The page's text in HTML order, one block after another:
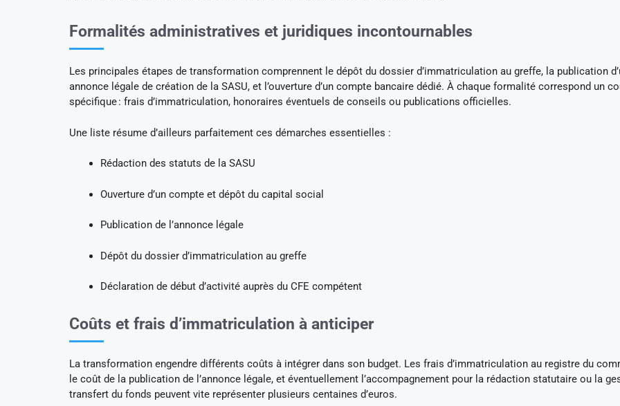
Formalités administratives et juridiques incontournables
Les principales étapes de transformation comprennent le dépôt du dossier d’immatriculation au greffe, la publication
annonce légale de création de la SASU, et l’ouverture d’un compte bancaire dédié. À chaque formalité correspond un
spécifique : frais d’immatriculation, honoraires éventuels de conseils ou publications officielles.
Une liste résume d’ailleurs parfaitement ces démarches essentielles :
Rédaction des statuts de la SASU
Ouverture d’un compte et dépôt du capital social
Publication de l’annonce légale
Dépôt du dossier d’immatriculation au greffe
Déclaration de début d’activité auprès du CFE compétent
Coûts et frais d’immatriculation à anticiper
La transformation engendre différents coûts à intégrer dans son budget. Les frais d’immatriculation au registre du
le coût de la publication de l’annonce légale, et éventuellement l’accompagnement pour la rédaction statutaire ou la
transfert du fonds peuvent vite représenter plusieurs centaines d’euros.